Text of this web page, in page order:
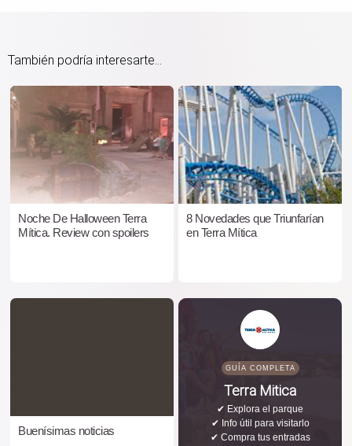
También podría interesarte...
Noche De Halloween Terra
Mítica. Review con spoilers
8 Novedades que Triunfarían
en Terra Mítica
Buenísimas noticias
GUÍA COMPLETA
Terra Mitica
✔ Explora el parque
✔ Info útil para visitarlo
✔ Compra tus entradas